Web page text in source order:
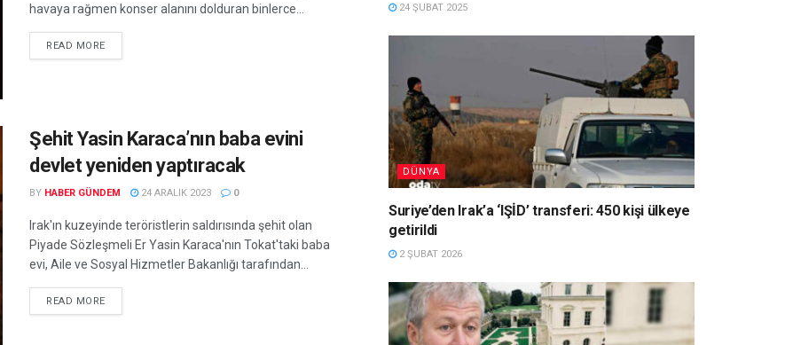
havaya rağmen konser alanını dolduran binlerce...
READ MORE
Şehit Yasin Karaca’nın baba evini
devlet yeniden yaptıracak
BY HABER GÜNDEM 24 ARALIK 2023 0
Irak'ın kuzeyinde teröristlerin saldırısında şehit olan
Piyade Sözleşmeli Er Yasin Karaca'nın Tokat'taki baba
evi, Aile ve Sosyal Hizmetler Bakanlığı tarafından...
READ MORE
24 ŞUBAT 2025
DÜNYA
Suriye’den Irak’a ‘IŞİD’ transferi: 450 kişi ülkeye
getirildi
2 ŞUBAT 2026